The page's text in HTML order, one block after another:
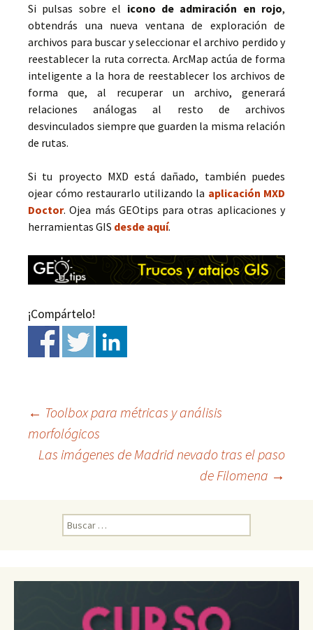
Si pulsas sobre el icono de admiración en rojo,
obtendrás una nueva ventana de exploración de
archivos para buscar y seleccionar el archivo perdido y
reestablecer la ruta correcta. ArcMap actúa de forma
inteligente a la hora de reestablecer los archivos de
forma que, al recuperar un archivo, generará
relaciones análogas al resto de archivos
desvinculados siempre que guarden la misma relación
de rutas.
Si tu proyecto MXD está dañado, también puedes
ojear cómo restaurarlo utilizando la aplicación MXD
Doctor. Ojea más GEOtips para otras aplicaciones y
herramientas GIS desde aquí.
¡Compártelo!
Ir
entrada
← Toolbox para métricas y análisis
morfológicos
Las imágenes de Madrid nevado tras el paso
de Filomena →
B
u
a